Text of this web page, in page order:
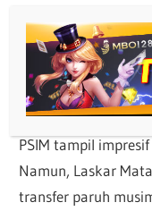
Laga menarik lain
PSIM Yogyakarta
Stadion Sultan
ambisi.
PSIM tampil
Namun, Laskar
transfer paruh